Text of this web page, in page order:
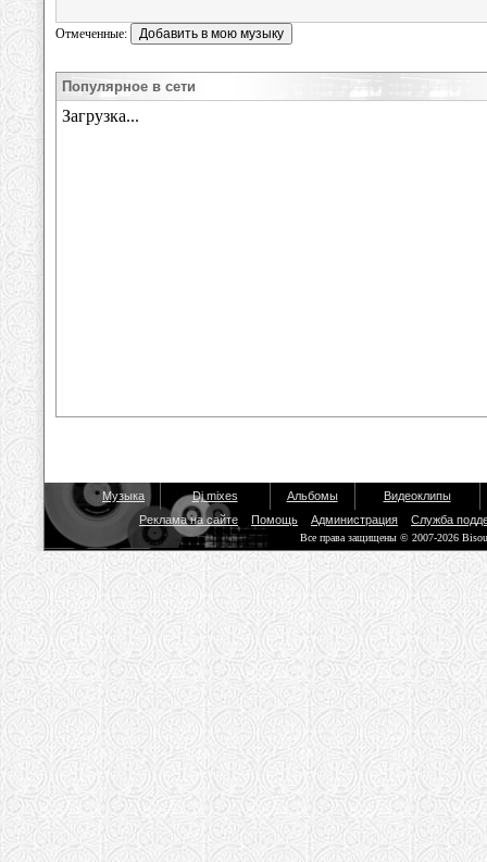
Отмеченные:
Популярное в сети
Музыка Dj mixes Альбомы
Видеоклипы
Реклама на сайте
Помощь Администрация Служба
Все права защищены © 2007-2026